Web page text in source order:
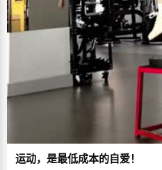
运动，是最低成本的自爱！